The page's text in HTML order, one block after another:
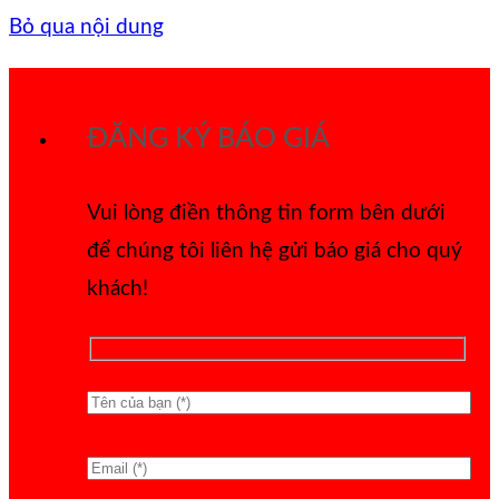
Bỏ qua nội dung
ĐĂNG KÝ BÁO GIÁ
Vui lòng điền thông tin form bên dưới
để chúng tôi liên hệ gửi báo giá cho quý
khách!